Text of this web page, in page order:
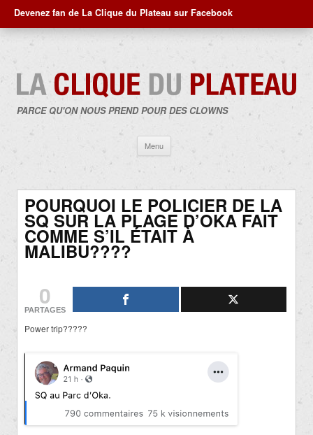
Devenez fan de La Clique du Plateau sur Facebook
PARCE QU'ON NOUS PREND POUR DES CLOWNS
Menu
contenu
POURQUOI LE POLICIER DE LA
SQ SUR LA PLAGE D’OKA FAIT
COMME S’IL ÉTAIT À
MALIBU????
0
PARTAGES
Power trip?????